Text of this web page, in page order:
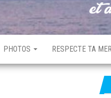
PHOTOS RESPECTE TA